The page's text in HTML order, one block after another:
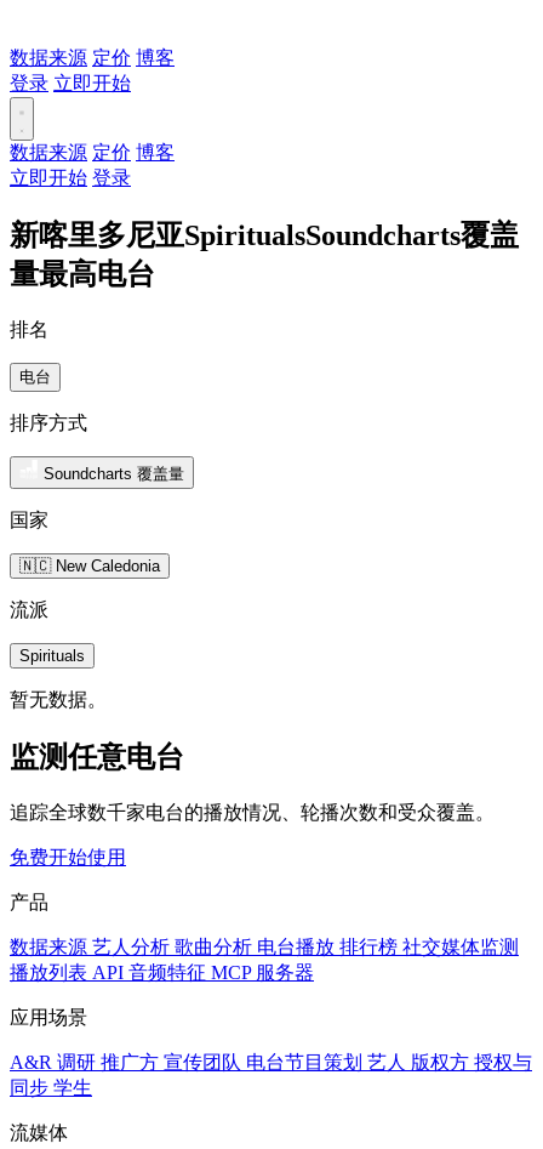
数据来源 定价 博客
登录 立即开始
数据来源 定价 博客
立即开始 登录
新喀里多尼亚SpiritualsSoundcharts覆盖
量最高电台
排名
电台
排序方式
Soundcharts 覆盖量
国家
🇳🇨 New Caledonia
流派
Spirituals
暂无数据。
监测任意电台
追踪全球数千家电台的播放情况、轮播次数和受众覆盖。
免费开始使用
产品
数据来源 艺人分析 歌曲分析 电台播放 排行榜 社交媒体监测
播放列表 API 音频特征 MCP 服务器
应用场景
A&R 调研 推广方 宣传团队 电台节目策划 艺人 版权方 授权与
同步 学生
流媒体